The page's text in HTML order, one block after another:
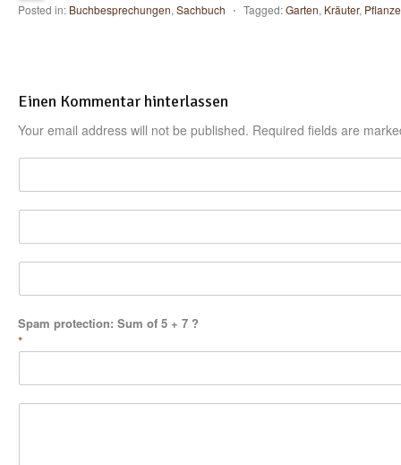
Posted in: Buchbesprechungen, Sachbuch ⋅ Tagged:Garten, Kräuter,
Einen Kommentar hinterlassen
Your email address will not be published. Required fields are
Spam protection: Sum of 5 + 7 ?
*